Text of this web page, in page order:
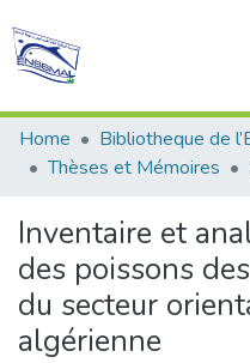
All of
Home
Bibliotheque de
Thèses et Mémoires
Inventaire et
des poissons
du secteur
algérienne